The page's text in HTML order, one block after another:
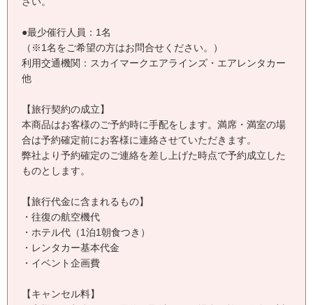
●最少催行人員：1名
（※1名をご希望の方はお問合せください。）
利用交通機関：スカイマークエアラインズ・エアレンタカー
他
【旅行契約の成立】
本商品はお客様のご予約時に手配をします。満席・満室の場
合は予約確定前にお客様に連絡させていただきます。
弊社より予約確定のご連絡を差し上げた時点で予約成立した
ものとします。
【旅行代金に含まれるもの】
・往復の航空機代
・ホテル代（1泊1朝食つき）
・レンタカー基本代金
・イベント企画費
【キャンセル料】